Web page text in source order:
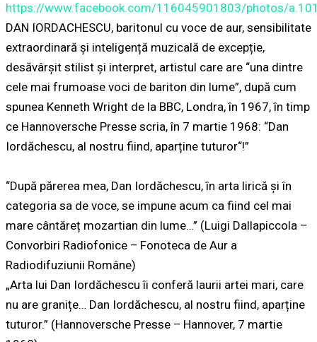
https://www.facebook.com/116045901803/photos/
DAN IORDACHESCU, baritonul cu voce de aur, sensibilitate
extraordinară și inteligență muzicală de excepție,
desăvârșit stilist și interpret, artistul care are “una dintre
cele mai frumoase voci de bariton din lume”, după cum
spunea Kenneth Wright de la BBC, Londra, în 1967, în timp
ce Hannoversche Presse scria, în 7 martie 1968: “Dan
Iordăchescu, al nostru fiind, aparține tuturor“!”
“După părerea mea, Dan Iordăchescu, în arta lirică și în
categoria sa de voce, se impune acum ca fiind cel mai
mare cântăreț mozartian din lume…” (Luigi Dallapiccola –
Convorbiri Radiofonice – Fonoteca de Aur a
Radiodifuziunii Române)
„Arta lui Dan Iordăchescu îi conferă laurii artei mari, care
nu are granițe… Dan Iordăchescu, al nostru fiind, aparține
tuturor.” (Hannoversche Presse – Hannover, 7 martie